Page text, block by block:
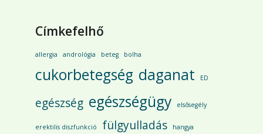
Címkefelhő
allergia andrológia beteg bolha
cukorbetegség daganat ED
egészség egészségügy elsősegély
erektilis diszfunkció fülgyulladás hangya